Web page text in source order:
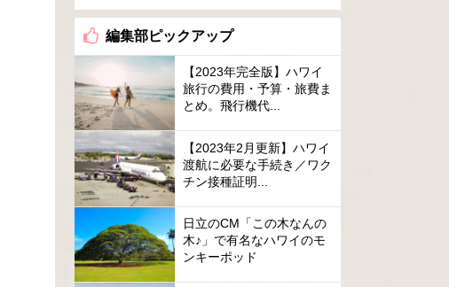
編集部ピックアップ
【2023年完全版】ハワイ
旅行の費用・予算・旅費ま
とめ。飛行機代...
【2023年2月更新】ハワイ
渡航に必要な手続き／ワク
チン接種証明...
日立のCM「この木なんの
木♪」で有名なハワイのモ
ンキーポッド